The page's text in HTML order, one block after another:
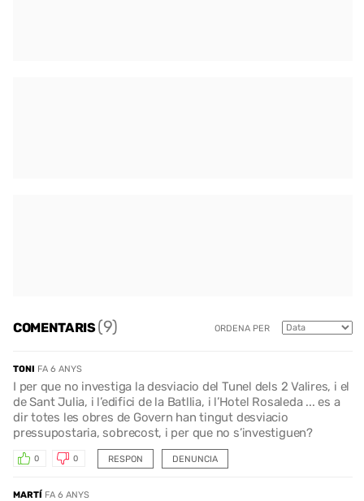
COMENTARIS(9) ORDENA PER
TONI FA 6 ANYS
I per que no investiga la desviacio del Tunel dels 2 Valires, i el
de Sant Julia, i l’edifici de la Batllia, i l’Hotel Rosaleda ... es a
dir totes les obres de Govern han tingut desviacio
pressupostaria, sobrecost, i per que no s’investiguen?
RESPON
0 0 DENUNCIA
MARTÍ FA 6 ANYS